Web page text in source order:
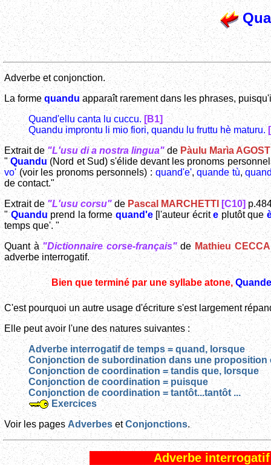
Adverbe et conjonction.
La forme quanduapparaît rarement dans les phrases,
Quand'ellu canta lu cuccu. [B1]
Quandu improntu li mio fiori, quandu lu fruttu hè maturu.
Extrait de"L'usu di a nostra lingua"de Pàulu Marìa
"Quandu(Nord et Sud) s'élide devant les pronoms
vo'(voir les pronoms personnels) : quand'e',quande tù,
de contact."
Extrait de"L'usu corsu"de Pascal MARCHETTI [C10]
"Quanduprend la formequand'e[l'auteur écriteplutôt que
temps que'. "
Quant à"Dictionnaire corse-français"de Mathieu
adverbe interrogatif.
Bien que terminé par une syllabe atone,Quande
C'est pourquoi un autre usage d'écriture s'est largement
Elle peut avoir l'une des natures suivantes :
Adverbe interrogatif de temps = quand, lorsque
Conjonction de subordination dans une proposition
Conjonction de coordination = tandis que, lorsque
Conjonction de coordination = puisque
Conjonction de coordination = tantôt...tantôt ...
Exercices
Voir les pages AdverbesetConjonctions.
Adverbe